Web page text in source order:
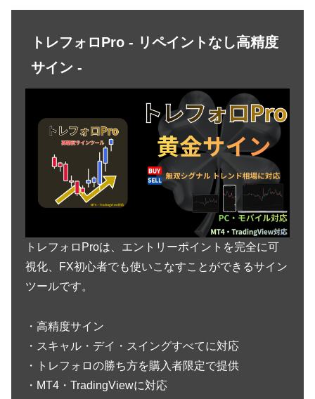
トレフォロPro - リペイントなし高精度
サイン -
トレフォロProは、エントリーポイントを完全に可
視化、FX初心者でも使いこなすことができるサイン
ツールです。
・高精度サイン
・スキャル・デイ・スイングすべてに対応
・トレフォロの勝ち方を購入者限定で提供
・MT4・TradingViewに対応